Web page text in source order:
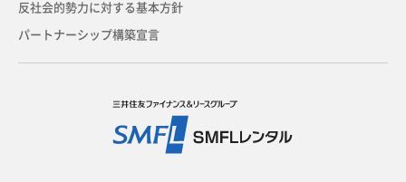
反社会的勢力に対する基本方針
パートナーシップ構築宣言